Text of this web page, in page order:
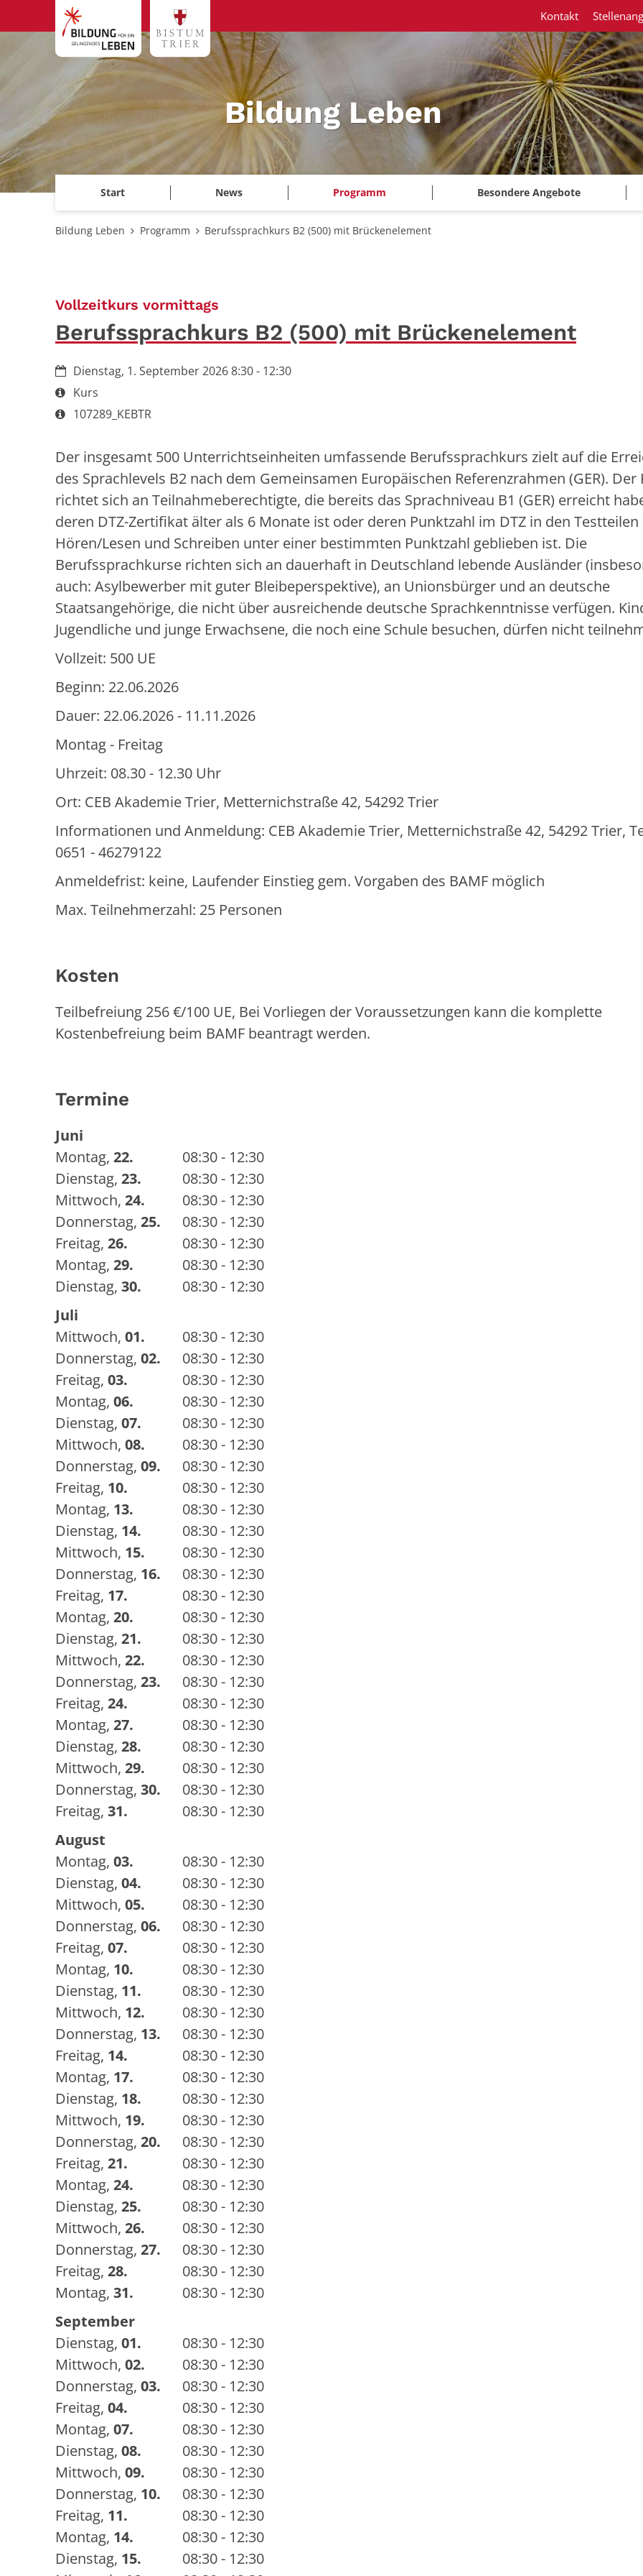
Zum Inhalt springen
Bildung Leben
Start News Programm Besondere Angebote
Kontakt
Bildung Leben Programm Berufssprachkurs B2 (500) mit Brückenelement
Vollzeitkurs vormittags
Berufssprachkurs B2 (500) mit Brückenelement
Datum:Dienstag, 1. September 2026 8:30 - 12:30
Art bzw. Nummer:
Kurs
Art bzw. Nummer:
107289_KEBTR
Der insgesamt 500 Unterrichtseinheiten umfassende Berufssprachkurs zielt auf die
des Sprachlevels B2 nach dem Gemeinsamen Europäischen Referenzrahmen (GER). Der
richtet sich an Teilnahmeberechtigte, die bereits das Sprachniveau B1 (GER) erreicht
deren DTZ-Zertifikat älter als 6 Monate ist oder deren Punktzahl im DTZ in den Testteilen
Hören/Lesen und Schreiben unter einer bestimmten Punktzahl geblieben ist. Die
Berufssprachkurse richten sich an dauerhaft in Deutschland lebende Ausländer
auch: Asylbewerber mit guter Bleibeperspektive), an Unionsbürger und an deutsche
Staatsangehörige, die nicht über ausreichende deutsche Sprachkenntnisse verfügen.
Jugendliche und junge Erwachsene, die noch eine Schule besuchen, dürfen nicht
Vollzeit: 500 UE
Beginn: 22.06.2026
Dauer: 22.06.2026 - 11.11.2026
Montag - Freitag
Uhrzeit: 08.30 - 12.30 Uhr
Ort: CEB Akademie Trier, Metternichstraße 42, 54292 Trier
Informationen und Anmeldung: CEB Akademie Trier, Metternichstraße 42, 54292 Trier,
0651 - 46279122
Anmeldefrist: keine, Laufender Einstieg gem. Vorgaben des BAMF möglich
Max. Teilnehmerzahl: 25 Personen
Kosten
Teilbefreiung 256 €/100 UE, Bei Vorliegen der Voraussetzungen kann die komplette
Kostenbefreiung beim BAMF beantragt werden.
Termine
Juni
Montag, 22.
08:30 - 12:30
Dienstag, 23.
08:30 - 12:30
Mittwoch, 24.
08:30 - 12:30
Donnerstag, 25.
08:30 - 12:30
Freitag, 26.
08:30 - 12:30
Montag, 29.
08:30 - 12:30
Dienstag, 30.
08:30 - 12:30
Juli
Mittwoch, 01.
08:30 - 12:30
Donnerstag, 02.
08:30 - 12:30
Freitag, 03.
08:30 - 12:30
Montag, 06.
08:30 - 12:30
Dienstag, 07.
08:30 - 12:30
Mittwoch, 08.
08:30 - 12:30
Donnerstag, 09.
08:30 - 12:30
Freitag, 10.
08:30 - 12:30
Montag, 13.
08:30 - 12:30
Dienstag, 14.
08:30 - 12:30
Mittwoch, 15.
08:30 - 12:30
Donnerstag, 16.
08:30 - 12:30
Freitag, 17.
08:30 - 12:30
Montag, 20.
08:30 - 12:30
Dienstag, 21.
08:30 - 12:30
Mittwoch, 22.
08:30 - 12:30
Donnerstag, 23.
08:30 - 12:30
Freitag, 24.
08:30 - 12:30
Montag, 27.
08:30 - 12:30
Dienstag, 28.
08:30 - 12:30
Mittwoch, 29.
08:30 - 12:30
Donnerstag, 30.
08:30 - 12:30
Freitag, 31.
08:30 - 12:30
August
Montag, 03.
08:30 - 12:30
Dienstag, 04.
08:30 - 12:30
Mittwoch, 05.
08:30 - 12:30
Donnerstag, 06.
08:30 - 12:30
Freitag, 07.
08:30 - 12:30
Montag, 10.
08:30 - 12:30
Dienstag, 11.
08:30 - 12:30
Mittwoch, 12.
08:30 - 12:30
Donnerstag, 13.
08:30 - 12:30
Freitag, 14.
08:30 - 12:30
Montag, 17.
08:30 - 12:30
Dienstag, 18.
08:30 - 12:30
Mittwoch, 19.
08:30 - 12:30
Donnerstag, 20.
08:30 - 12:30
Freitag, 21.
08:30 - 12:30
Montag, 24.
08:30 - 12:30
Dienstag, 25.
08:30 - 12:30
Mittwoch, 26.
08:30 - 12:30
Donnerstag, 27.
08:30 - 12:30
Freitag, 28.
08:30 - 12:30
Montag, 31.
08:30 - 12:30
September
Dienstag, 01.
08:30 - 12:30
Mittwoch, 02.
08:30 - 12:30
Donnerstag, 03.
08:30 - 12:30
Freitag, 04.
08:30 - 12:30
Montag, 07.
08:30 - 12:30
Dienstag, 08.
08:30 - 12:30
Mittwoch, 09.
08:30 - 12:30
Donnerstag, 10.
08:30 - 12:30
Freitag, 11.
08:30 - 12:30
Montag, 14.
08:30 - 12:30
Dienstag, 15.
08:30 - 12:30